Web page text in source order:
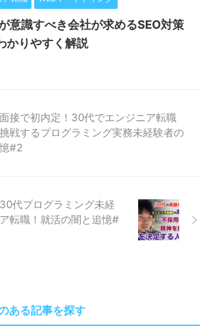
意識すべき会社が求めるSEO対策
かりやすく解説
接で初内定！30代でエンジニア転職
戦するプログラミング実務未経験者の
#2
代プログラミング未経
転職！就活の闇と追憶#
ある記事を探す